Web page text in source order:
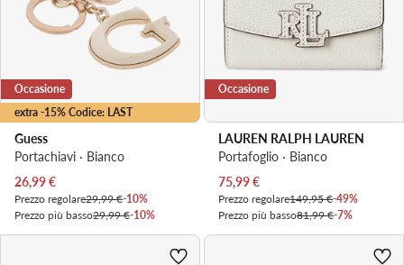
extra -15% Codice: LAST
Occasione
Guess
Portachiavi · Bianco
Prezzo attuale
26,99€
Prezzo regolare29,99 €-10%
Prezzo più basso29,99 €-10%
Occasione
LAUREN RALPH LAUREN
Portafoglio · Bianco
Prezzo attuale
75,99€
Prezzo regolare149,95 €-49%
Prezzo più basso81,99 €-7%